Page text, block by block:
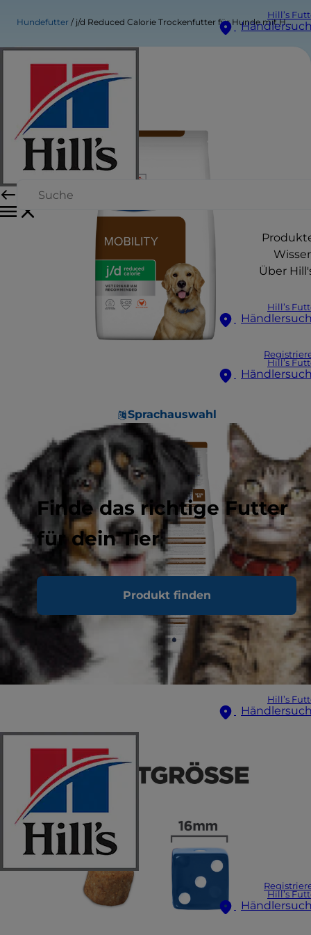
Hill’s
Über
Hill’s
Hill’s
Sprachauswahl
Finde das richtige Futter
für dein Tier
Produkt finden
Hill’s
Hill’s
Hundefutter j/d Reduced Calorie Trockenfutter für Hunde mit Huhn